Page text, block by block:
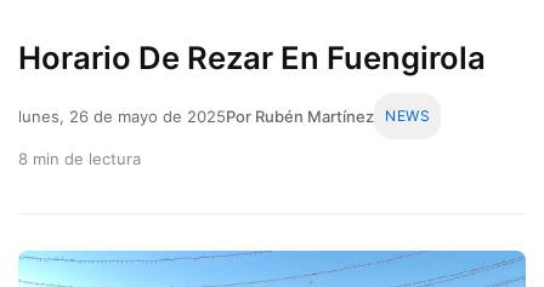
Horario De Rezar En Fuengirola
lunes, 26 de mayo de 2025Por Rubén Martínez NEWS
8 min de lectura